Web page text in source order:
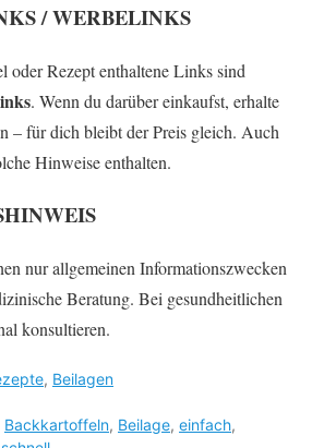
/ WERBELINKS
oder Rezept enthaltene Links sind
. Wenn du darüber einkaufst, erhalte
– für dich bleibt der Preis gleich. Auch
Hinweise enthalten.
nur allgemeinen Informationszwecken
Beratung. Bei gesundheitlichen
konsultieren.
, Beilagen
Backkartoffeln, Beilage, einfach,